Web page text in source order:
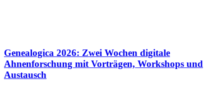
Genealogica 2026: Zwei Wochen digitale
Ahnenforschung mit Vorträgen, Workshops und
Austausch